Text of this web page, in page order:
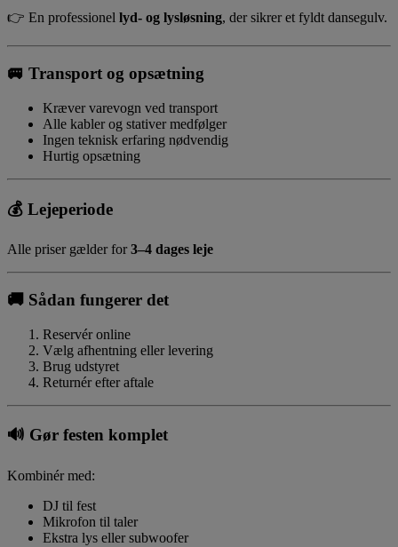
👉 En professionel lyd- og lysløsning, der sikrer et fyldt dansegulv.
🚐 Transport og opsætning
Kræver varevogn ved transport
Alle kabler og stativer medfølger
Ingen teknisk erfaring nødvendig
Hurtig opsætning
💰 Lejeperiode
Alle priser gælder for3–4 dages leje
🚚 Sådan fungerer det
Reservér online
Vælg afhentning eller levering
Brug udstyret
Returnér efter aftale
🔊 Gør festen komplet
Kombinér med:
DJ til fest
Mikrofon til taler
Ekstra lys eller subwoofer